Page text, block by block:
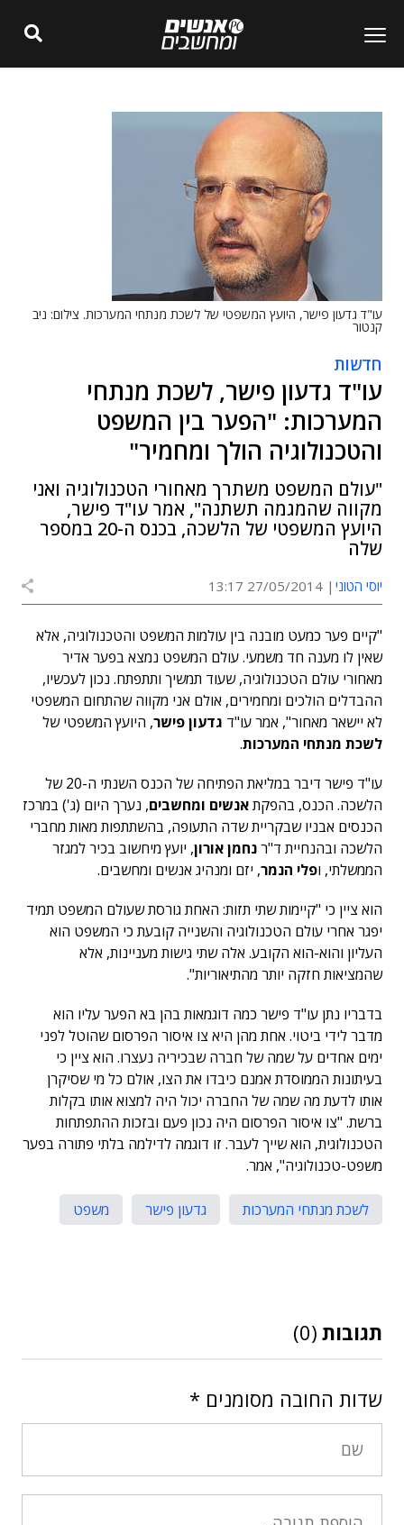
עו"ד גדעון פישר, היועץ המשפטי של לשכת מנתחי המערכות. צילום: ניב
קנטור
חדשות
עו"ד גדעון פישר, לשכת מנתחי
המערכות: "הפער בין המשפט
והטכנולוגיה הולך ומחמיר"
"עולם המשפט משתרך מאחורי הטכנולוגיה ואני
מקווה שהמגמה תשתנה", אמר עו"ד פישר,
היועץ המשפטי של הלשכה, בכנס ה-20 במספר
שלה
יוסי הטוני 27/05/2014 13:17
"קיים פער כמעט מובנה בין עולמות המשפט והטכנולוגיה, אלא
שאין לו מענה חד משמעי. עולם המשפט נמצא בפער אדיר
מאחורי עולם הטכנולוגיה, שעוד תמשיך ותתפתח. נכון לעכשיו,
ההבדלים הולכים ומחמירים, אולם אני מקווה שהתחום המשפטי
לא יישאר מאחור", אמר עו"ד גדעון פישר, היועץ המשפטי של
לשכת מנתחי המערכות.
עו"ד פישר דיבר במליאת הפתיחה של הכנס השנתי ה-20 של
הלשכה. הכנס, בהפקתאנשים ומחשבים, נערך היום (ג') במרכז
הכנסים אבניו שבקריית שדה התעופה, בהשתתפות מאות מחברי
הלשכה ובהנחיית ד"רנחמן אורון, יועץ מיחשוב בכיר למגזר
הממשלתי, ופלי הנמר, יזם ומנהיג אנשים ומחשבים.
הוא ציין כי "קיימות שתי תזות: האחת גורסת שעולם המשפט תמיד
יפגר אחרי עולם הטכנולוגיה והשנייה קובעת כי המשפט הוא
העליון והוא-הוא הקובע. אלה שתי גישות מעניינות, אלא
שהמציאות חזקה יותר מהתיאוריות".
בדבריו נתן עו"ד פישר כמה דוגמאות בהן בא הפער עליו הוא
מדבר לידי ביטוי. אחת מהן היא צו איסור הפרסום שהוטל לפני
ימים אחדים על שמה של חברה שבכיריה נעצרו. הוא ציין כי
בעיתונות הממוסדת אמנם כיבדו את הצו, אולם כל מי שסיקרן
אותו לדעת מה שמה של החברה יכול היה למצוא אותו בקלות
ברשת. "צו איסור הפרסום היה נכון פעם ובזכות ההתפתחות
הטכנולוגית, הוא שייך לעבר. זו דוגמה לדילמה בלתי פתורה בפער
משפט-טכנולוגיה", אמר.
לשכת מנתחי המערכות גדעון פישר משפט
תגובות (0)
שדות החובה מסומנים *